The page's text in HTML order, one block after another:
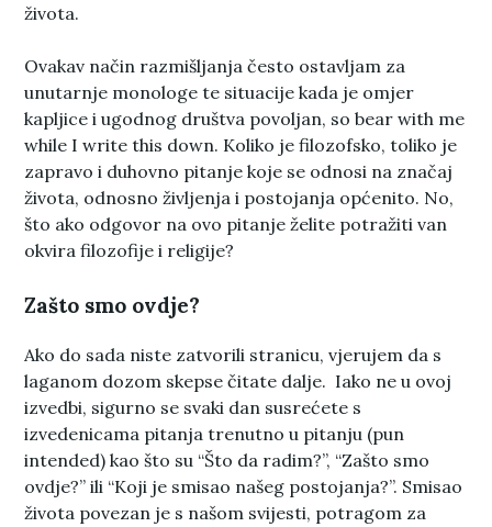
života.
Ovakav način razmišljanja često ostavljam za
unutarnje monologe te situacije kada je omjer
kapljice i ugodnog društva povoljan, so bear with me
while I write this down. Koliko je filozofsko, toliko je
zapravo i duhovno pitanje koje se odnosi na značaj
života, odnosno življenja i postojanja općenito. No,
što ako odgovor na ovo pitanje želite potražiti van
okvira filozofije i religije?
Zašto smo ovdje?
Ako do sada niste zatvorili stranicu, vjerujem da s
laganom dozom skepse čitate dalje. Iako ne u ovoj
izvedbi, sigurno se svaki dan susrećete s
izvedenicama pitanja trenutno u pitanju (pun
intended) kao što su “Što da radim?”, “Zašto smo
ovdje?” ili “Koji je smisao našeg postojanja?”. Smisao
života povezan je s našom svijesti, potragom za